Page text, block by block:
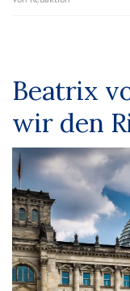
Beatrix
wir den